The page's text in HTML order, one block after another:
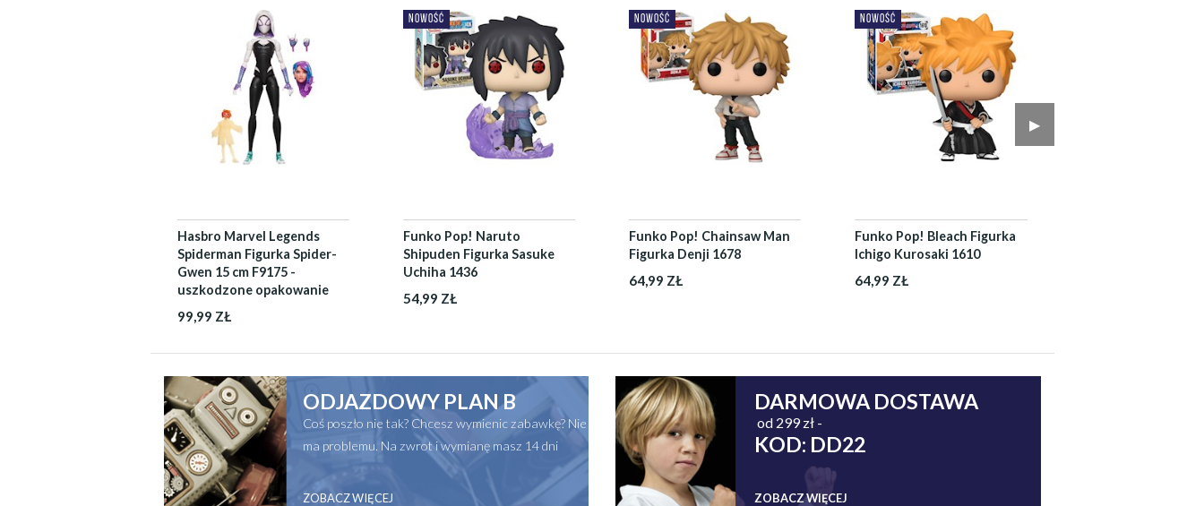
▶︎
Hasbro Marvel Legends
Spiderman Figurka Spider-
Gwen 15 cm F9175 -
uszkodzone opakowanie
99,99 ZŁ
NOWOŚĆ
Funko Pop! Naruto
Shipuden Figurka Sasuke
Uchiha 1436
54,99 ZŁ
NOWOŚĆ
Funko Pop! Chainsaw Man
Figurka Denji 1678
64,99 ZŁ
NOWOŚĆ
Funko Pop! Bleach Figurka
Ichigo Kurosaki 1610
64,99 ZŁ
ODJAZDOWY PLAN B
Coś poszło nie tak? Chcesz wymienic zabawkę? Nie
ma problemu. Na zwrot i wymianę masz 14 dni
ZOBACZ WIĘCEJ
DARMOWA DOSTAWA
od 299 zł -
KOD: DD22
ZOBACZ WIĘCEJ